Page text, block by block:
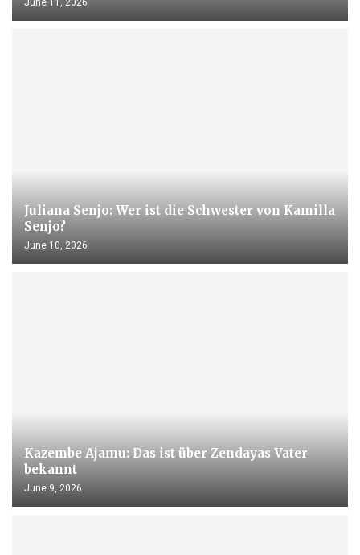
June 11, 2026
Juliana Senjo: Wer ist die Schwester von Kamilla
Senjo?
June 10, 2026
Kazembe Ajamu: Das ist über Zendayas Vater
bekannt
June 9, 2026